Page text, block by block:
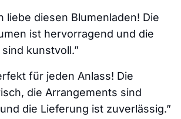
liebe diesen Blumenladen! Die
ist hervorragend und die
kunstvoll.”
für jeden Anlass! Die
die Arrangements sind
die Lieferung ist zuverlässig.”